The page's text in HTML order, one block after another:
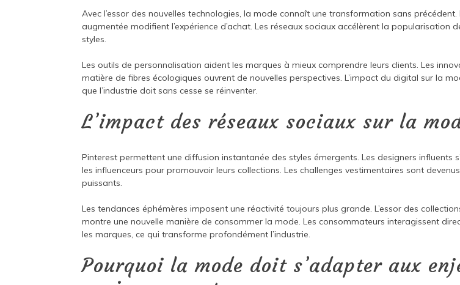
Avec l’essor des nouvelles technologies, la mode connaît une transformation sans précédent.
augmentée modifient l’expérience d’achat. Les réseaux sociaux accélèrent la popularisation
styles.
Les outils de personnalisation aident les marques à mieux comprendre leurs clients. Les
matière de fibres écologiques ouvrent de nouvelles perspectives. L’impact du digital sur la
que l’industrie doit sans cesse se réinventer.
L’impact des réseaux sociaux sur la
Pinterest permettent une diffusion instantanée des styles émergents. Les designers influents
les influenceurs pour promouvoir leurs collections. Les challenges vestimentaires sont
puissants.
Les tendances éphémères imposent une réactivité toujours plus grande. L’essor des
montre une nouvelle manière de consommer la mode. Les consommateurs interagissent
les marques, ce qui transforme profondément l’industrie.
Pourquoi la mode doit s’adapter aux